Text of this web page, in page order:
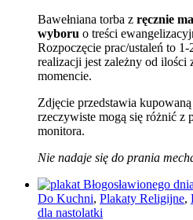
Bawełniana torba z ręcznie
wyboru o treści
Rozpoczęcie prac/ustaleń to
realizacji jest zależny od ilości
momencie.
Zdjęcie przedstawia
rzeczywiste mogą się różnić z
monitora.
Nie nadaje się do prania
Do Kuchni, Plakaty Religijne,
dla nastolatki